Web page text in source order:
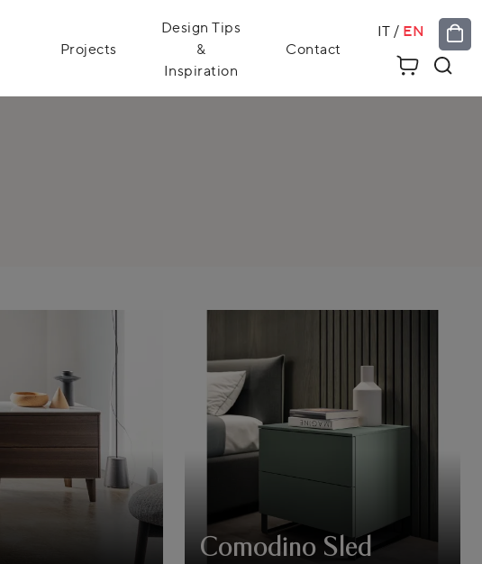
Projects
Design Tips
&
Inspiration
Contact
IT / EN
Comodino Sled